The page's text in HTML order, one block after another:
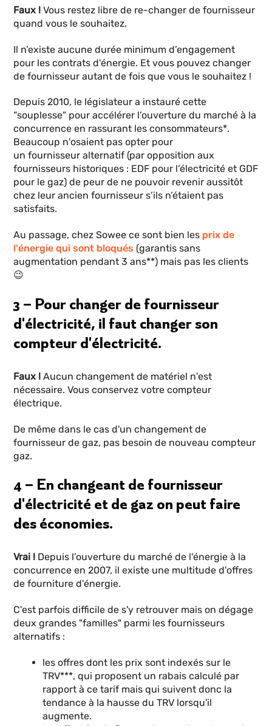
Faux !Vous restez libre de re-changer de fournisseur
quand vous le souhaitez.
Il n’existe aucune durée minimum d’engagement
pour les contrats d'énergie. Et vous pouvez changer
de fournisseur autant de fois que vous le souhaitez !
Depuis 2010, le législateur a instauré cette
“souplesse” pour accélérer l’ouverture du marché à la
concurrence en rassurant les consommateurs*.
Beaucoup n'osaient pas opter pour
un fournisseur alternatif (par opposition aux
fournisseurs historiques : EDF pour l’électricité et GDF
pour le gaz) de peur de ne pouvoir revenir aussitôt
chez leur ancien fournisseur s’ils n’étaient pas
satisfaits.
Au passage, chez Sowee ce sont bien les prix de
l'énergie qui sont bloqués (garantis sans
augmentation pendant 3 ans**) mais pas les clients
😉
3 – Pour changer de fournisseur
d'électricité, il faut changer son
compteur d'électricité.
Faux ! Aucun changement de matériel n'est
nécessaire. Vous conservez votre compteur
électrique.
De même dans le cas d'un changement de
fournisseur de gaz, pas besoin de nouveau compteur
gaz.
4 – En changeant de fournisseur
d'électricité et de gaz on peut faire
des économies.
Vrai ! Depuis l’ouverture du marché de l'énergie à la
concurrence en 2007, il existe une multitude d'offres
de fourniture d'énergie.
C'est parfois difficile de s'y retrouver mais on dégage
deux grandes "familles" parmi les fournisseurs
alternatifs :
les offres dont les prix sont indexés sur le
TRV***, qui proposent un rabais calculé par
rapport à ce tarif mais qui suivent donc la
tendance à la hausse du TRV lorsqu'il
augmente.